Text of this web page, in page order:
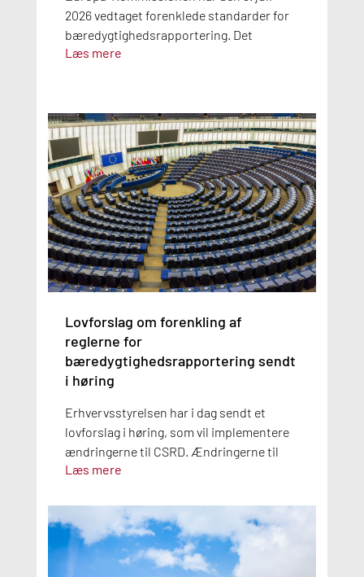
2026 vedtaget forenklede standarder for
bæredygtighedsrapportering. Det
betyder, at virksomheder, der er omfattet
kan anvende de nye standarder for
regnskabsåret 2026.
Læs mere
Lovforslag om forenkling af
reglerne for
bæredygtighedsrapportering sendt
i høring
Erhvervsstyrelsen har i dag sendt et
lovforslag i høring, som vil implementere
ændringerne til CSRD. Ændringerne til
CSRD blev vedtaget med EU-
Med lovforslaget vil antallet af
virksomheder, der er omfattet af kravene
til bæredygtighedsrapportering, blive
reduceret.
Læs mere